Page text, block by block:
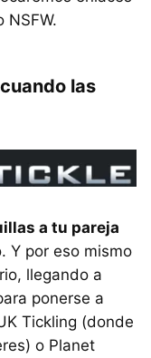
NSFW.
las
a tu pareja
Y por eso mismo
llegando a
ponerse a
Tickling (donde
o Planet